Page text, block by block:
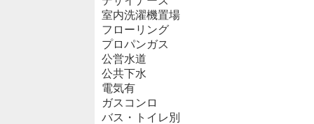
室内洗濯機置場
フローリング
プロパンガス
公営水道
公共下水
電気有
ガスコンロ
バス・トイレ別